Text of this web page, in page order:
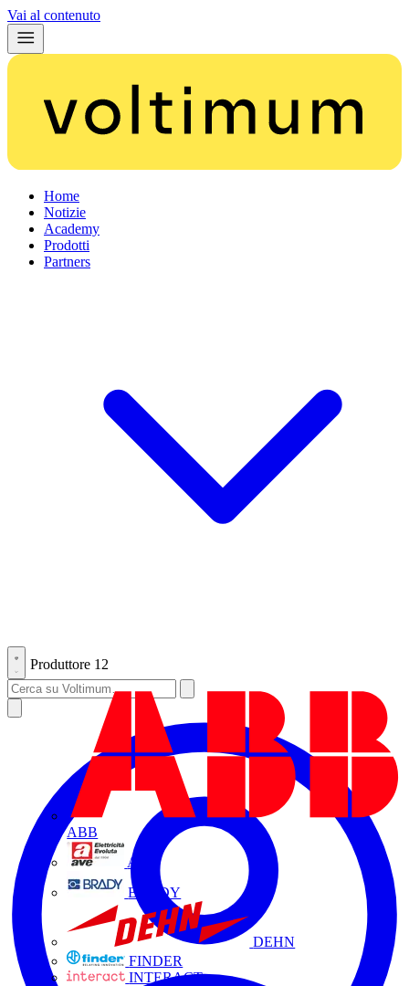
Vai al contenuto
Home
Notizie
Academy
Prodotti
Partners
Produttore 12
ABB
AVE
BRADY
DEHN
FINDER
INTERACT